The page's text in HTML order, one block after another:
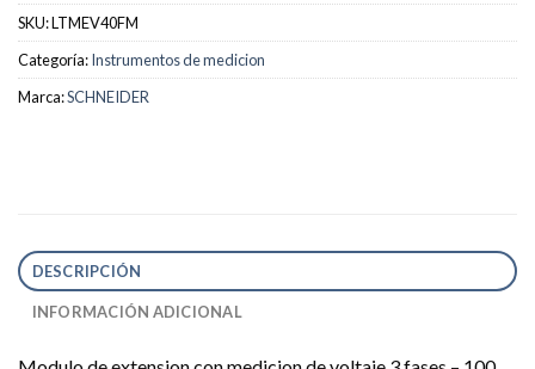
SKU:LTMEV40FM
Categoría:Instrumentos de medicion
Marca:SCHNEIDER
DESCRIPCIÓN
INFORMACIÓN ADICIONAL